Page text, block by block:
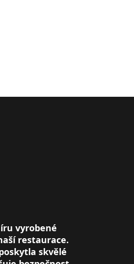
vyrobené
restaurace.
skvělé